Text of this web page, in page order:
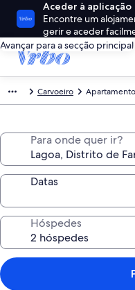
Aceder à aplicação
Encontre um
gerir e aceder
Avançar para a secção principal
Carvoeiro
Para onde quer ir?
Datas
Hóspedes